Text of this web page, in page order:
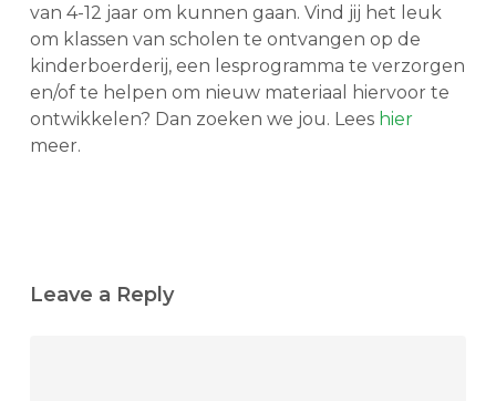
van 4-12 jaar om kunnen gaan. Vind jij het leuk
om klassen van scholen te ontvangen op de
kinderboerderij, een lesprogramma te verzorgen
en/of te helpen om nieuw materiaal hiervoor te
ontwikkelen? Dan zoeken we jou. Lees hier
meer.
Leave a Reply